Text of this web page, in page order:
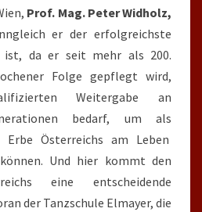
Prof. Mag. PeterWidholz,
er der erfolgreichste
ist, da er seit mehr als 200.
Folge gepflegt wird,
Weitergabe an
bedarf, um als
Österreichs am Leben
Und hier kommt den
eine entscheidende
der Tanzschule Elmayer, die